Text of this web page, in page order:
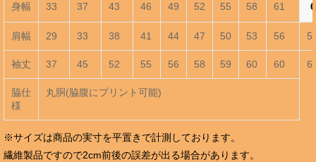
身幅 33 37 43 46 49 52 55 58 61
肩幅 29 33 38 41 44 47 50 53 56
袖丈 37 45 52 55 56 58 59 60 60
脇仕
様
丸胴(脇腹にプリント可能)
※サイズは商品の実寸を平置きで計測しております。
繊維製品ですので2cm前後の誤差が出る場合があります。